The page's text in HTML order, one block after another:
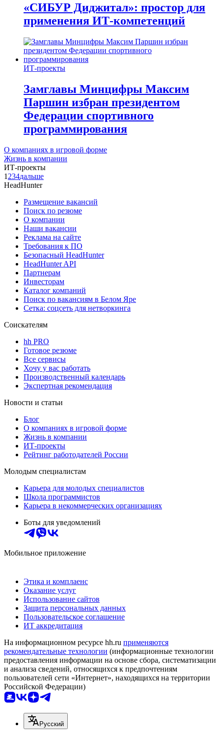
«СИБУР Диджитал»: простор для
применения ИТ-компетенций
ИТ-проекты
Замглавы Минцифры Максим
Паршин избран президентом
Федерации спортивного
программирования
О компаниях в игровой форме
Жизнь в компании
ИТ-проекты
1 234дальше
HeadHunter
Размещение вакансий
Поиск по резюме
О компании
Наши вакансии
Реклама на сайте
Требования к ПО
Безопасный HeadHunter
HeadHunter API
Партнерам
Инвесторам
Каталог компаний
Поиск по вакансиям в Белом Яре
Сетка: соцсеть для нетворкинга
Соискателям
hh PRO
Готовое резюме
Все сервисы
Хочу у вас работать
Производственный календарь
Экспертная рекомендация
Новости и статьи
Блог
О компаниях в игровой форме
Жизнь в компании
ИТ-проекты
Рейтинг работодателей России
Молодым специалистам
Карьера для молодых специалистов
Школа программистов
Карьера в некоммерческих организациях
Боты для уведомлений
Мобильное приложение
Этика и комплаенс
Оказание услуг
Использование сайтов
Защита персональных данных
Пользовательское соглашение
ИТ аккредитация
На информационном ресурсе hh.ru применяются
рекомендательные технологии (информационные технологии
предоставления информации на основе сбора, систематизации
и анализа сведений, относящихся к предпочтениям
пользователей сети «Интернет», находящихся на территории
Российской Федерации)
Русский